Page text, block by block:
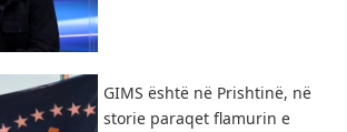
GIMS është në Prishtinë, në
storie paraqet flamurin e